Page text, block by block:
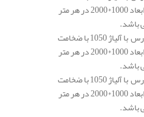
12 میل با حالت شیت و ابعاد 1000*2000 در هر متر
قیمت ورق آلومینیوم پارس با آلیاژ 1050 با ضخامت
14 میل با حالت شیت و ابعاد 1000*2000 در هر متر
قیمت ورق آلومینیوم پارس با آلیاژ 1050 با ضخامت
15 میل با حالت شیت و ابعاد 1000*2000 در هر متر